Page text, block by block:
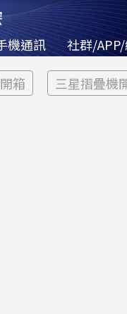
機通訊 社群/
箱 三星摺疊機